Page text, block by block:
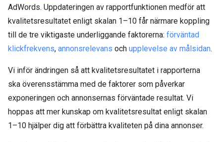
AdWords. Uppdateringen av rapportfunktionen medför att
kvalitetsresultatet enligt skalan 1–10 får närmare koppling
till de tre viktigaste underliggande faktorerna: förväntad
klickfrekvens, annonsrelevans och upplevelse av målsidan.
Vi inför ändringen så att kvalitetsresultatet i rapporterna
ska överensstämma med de faktorer som påverkar
exponeringen och annonsernas förväntade resultat. Vi
hoppas att mer kunskap om kvalitetsresultat enligt skalan
1–10 hjälper dig att förbättra kvaliteten på dina annonser.